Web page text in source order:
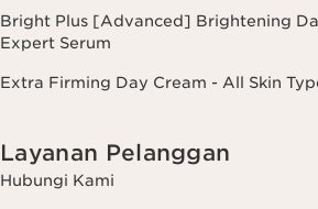
Bright Plus [Advanced] Brightening
Expert Serum
Extra Firming Day Cream - All Skin
Layanan Pelanggan
Hubungi Kami